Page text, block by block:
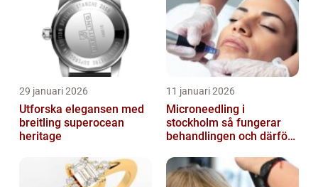
29 januari 2026
Utforska elegansen med
breitling superocean
heritage
11 januari 2026
Microneedling i
stockholm så fungerar
behandlingen och därför